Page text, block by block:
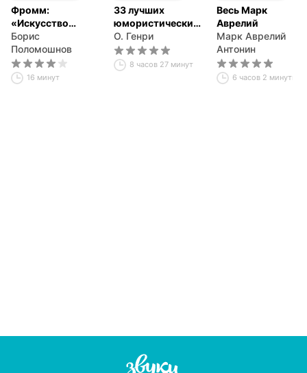
Фромм:
«Искусство
любить…»
Борис
Поломошнов
16 минут
33 лучших
юмористических
рассказа
О. Генри
8 часов 27 минут
Весь Марк
Аврелий
Марк Аврелий
Антонин
6 часов 2 минуты